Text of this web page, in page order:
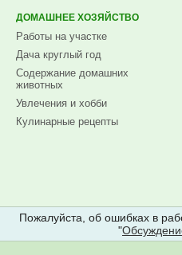
ДОМАШНЕЕ ХОЗЯЙСТВО
Работы на участке
Дача круглый год
Содержание домашних
животных
Увлечения и хобби
Кулинарные рецепты
Пожалуйста, об ошибках в
"